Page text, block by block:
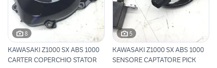
8
KAWASAKI Z1000 SX ABS 1000
CARTER COPERCHIO STATOR
5
KAWASAKI Z1000 SX ABS 1000
SENSORE CAPTATORE PICK